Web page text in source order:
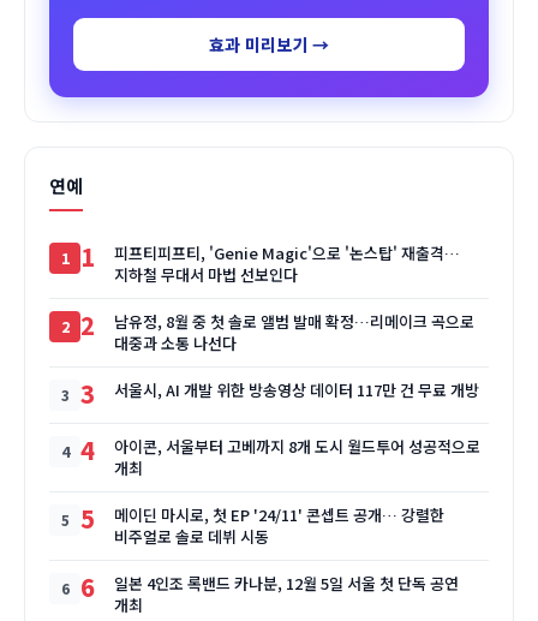
효과 미리보기 →
연예
1
피프티피프티, 'Genie Magic'으로 '논스탑' 재출격…
지하철 무대서 마법 선보인다
2
남유정, 8월 중 첫 솔로 앨범 발매 확정…리메이크 곡으로
대중과 소통 나선다
3 서울시, AI 개발 위한 방송영상 데이터 117만 건 무료 개방
4
아이콘, 서울부터 고베까지 8개 도시 월드투어 성공적으로
개최
5
메이딘 마시로, 첫 EP '24/11' 콘셉트 공개… 강렬한
비주얼로 솔로 데뷔 시동
6
일본 4인조 록밴드 카나분, 12월 5일 서울 첫 단독 공연
개최